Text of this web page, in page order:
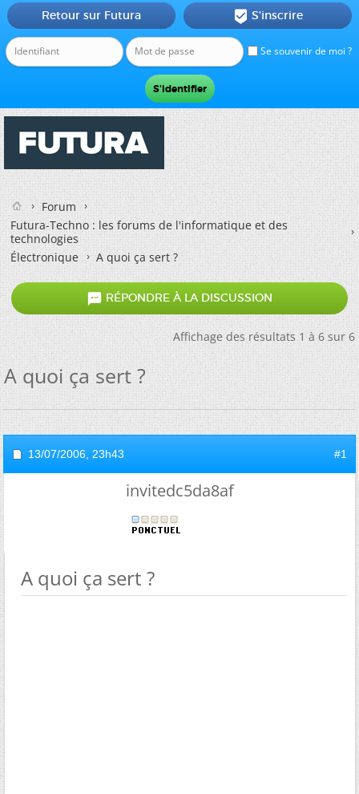
Se souvenir de moi ?
Retour sur Futura  S'inscrire
Forum
Futura-Techno : les forums de l'informatique et des
technologies
Électronique
A quoi ça sert ?
 RÉPONDRE À LA DISCUSSION
Affichage des résultats 1 à 6 sur 6
A quoi ça sert ?
13/07/2006, 23h43 #1
invitedc5da8af
A quoi ça sert ?